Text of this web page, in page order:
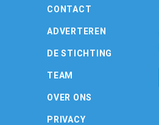
CONTACT
ADVERTEREN
DE STICHTING
TEAM
OVER ONS
PRIVACY